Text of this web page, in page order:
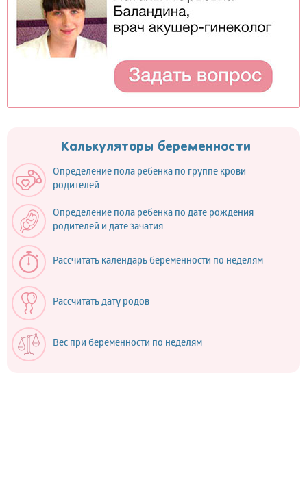
Калькуляторы беременности
Определение пола ребёнка по группе крови
родителей
Определение пола ребёнка по дате рождения
родителей и дате зачатия
Рассчитать календарь беременности по неделям
Рассчитать дату родов
Вес при беременности по неделям